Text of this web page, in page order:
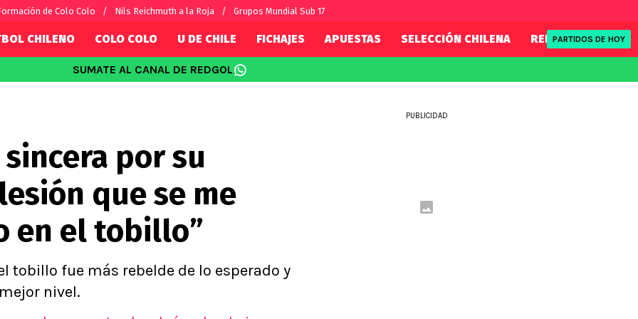
de Colo Colo Nils Reichmuth a la Roja Grupos Mundial Sub 17
por el mundo
Fútbol Argentino
Fútbol Brasileño
CHILENO COLO COLO U DE CHILE FICHAJES APUESTAS SELECCIÓN CHILENA REDSPORT
PARTIDOS DE HOY
SUMATE AL CANAL DE REDGOL
sincera por su
que se me
en el tobillo”
tobillo fue más rebelde de lo esperado y
nivel.
PUBLICIDAD